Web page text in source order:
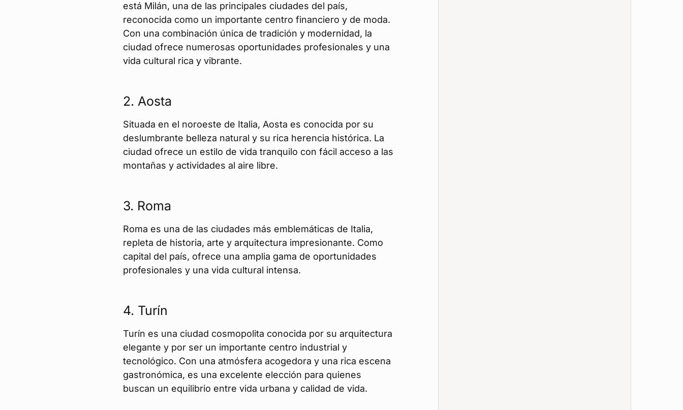
está Milán, una de las principales ciudades del país,
reconocida como un importante centro financiero y de moda.
Con una combinación única de tradición y modernidad, la
ciudad ofrece numerosas oportunidades profesionales y una
vida cultural rica y vibrante.
2. Aosta
Situada en el noroeste de Italia, Aosta es conocida por su
deslumbrante belleza natural y su rica herencia histórica. La
ciudad ofrece un estilo de vida tranquilo con fácil acceso a las
montañas y actividades al aire libre.
3. Roma
Roma es una de las ciudades más emblemáticas de Italia,
repleta de historia, arte y arquitectura impresionante. Como
capital del país, ofrece una amplia gama de oportunidades
profesionales y una vida cultural intensa.
4. Turín
Turín es una ciudad cosmopolita conocida por su arquitectura
elegante y por ser un importante centro industrial y
tecnológico. Con una atmósfera acogedora y una rica escena
gastronómica, es una excelente elección para quienes
buscan un equilibrio entre vida urbana y calidad de vida.